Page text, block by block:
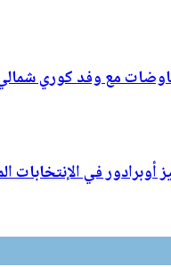
مع وفد كوري
في الإنتخابات